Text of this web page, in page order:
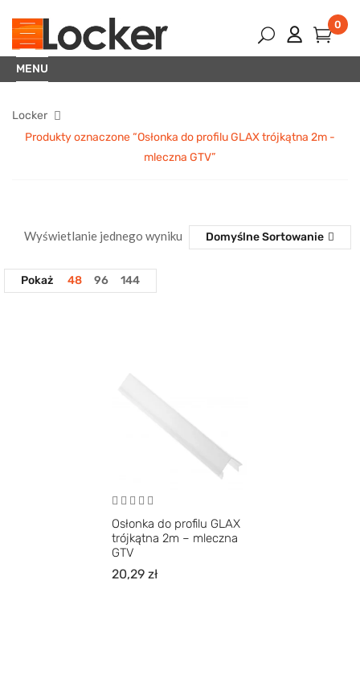
0
MENU
Locker
Produkty oznaczone “Osłonka do profilu GLAX trójkątna 2m -
mleczna GTV”
Wyświetlanie jednego wyniku Domyślne Sortowanie
Pokaż 48 96 144
Osłonka do profilu GLAX
trójkątna 2m – mleczna
GTV
20,29zł